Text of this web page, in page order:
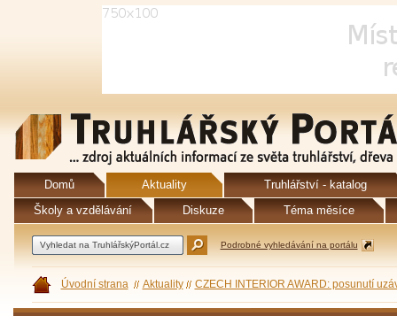
Domů Aktuality
Truhlářství - katalog
Školy a vzdělávání
Diskuze Téma měsíce
Podrobné vyhledávání na portálu
Úvodní strana Aktuality CZECH INTERIOR AWARD: posunutí